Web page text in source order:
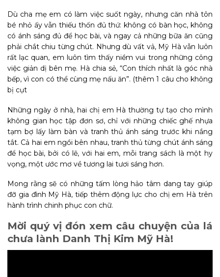
Dù cha mẹ em có làm việc suốt ngày, nhưng căn nhà tôn
bé nhỏ ấy vẫn thiếu thốn đủ thứ: không có bàn học, không
có ánh sáng đủ để học bài, và ngay cả những bữa ăn cũng
phải chắt chiu từng chút. Nhưng dù vất vả, Mỹ Hà vẫn luôn
rất lạc quan, em luôn tìm thấy niềm vui trong những công
việc giản dị bên mẹ. Hà chia sẻ, “Con thích nhất là góc nhà
bếp, vì con có thể cùng mẹ nấu ăn”. (thêm 1 câu cho không
bị cụt
Những ngày ở nhà, hai chị em Hà thường tự tạo cho mình
không gian học tập đơn sơ, chỉ với những chiếc ghế nhựa
tạm bợ lấy làm bàn và tranh thủ ánh sáng trước khi nắng
tắt. Cả hai em ngồi bên nhau, tranh thủ từng chút ánh sáng
để học bài, bởi có lẽ, với hai em, mỗi trang sách là một hy
vọng, một ước mơ về tương lai tươi sáng hơn.
Mong rằng sẽ có những tấm lòng hảo tâm dang tay giúp
đỡ gia đình Mỹ Hà, tiếp thêm động lực cho chị em Hà trên
hành trình chinh phục con chữ.
Mời quý vị đón xem câu chuyện của lá
chưa lành Danh Thị Kim Mỹ Hà!